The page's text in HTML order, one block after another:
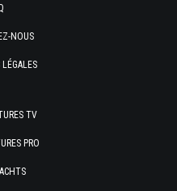
NOUS
TV
PRO